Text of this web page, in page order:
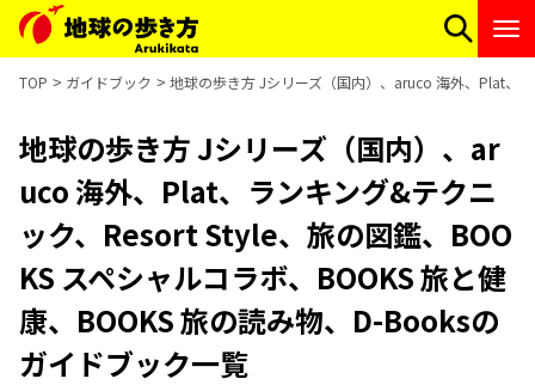
TOP ガイドブック 地球の歩き方 Jシリーズ（国内）、aruco 海外、Plat、
地球の歩き方 Jシリーズ（国内）、ar
uco 海外、Plat、ランキング&テクニ
ック、Resort Style、旅の図鑑、BOO
KS スペシャルコラボ、BOOKS 旅と健
康、BOOKS 旅の読み物、D-Booksの
ガイドブック一覧